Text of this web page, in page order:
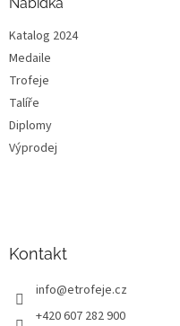
Katalog 2024
Medaile
Trofeje
Talíře
Diplomy
Výprodej
Kontakt
info@etrofeje.cz
+420 607 282 900